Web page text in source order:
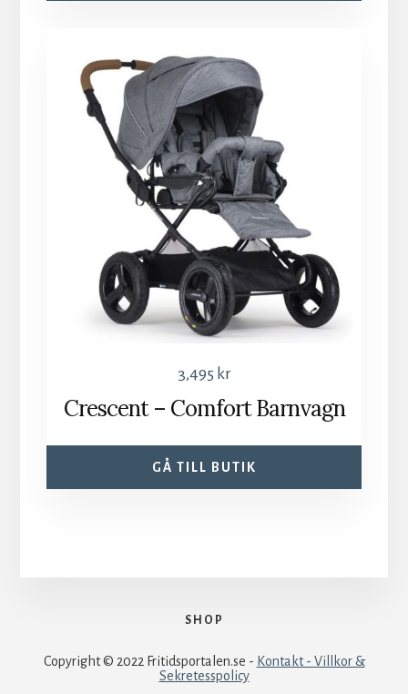
3,495 kr
Crescent – Comfort Barnvagn
GÅ TILL BUTIK
SHOP
Copyright © 2022 Fritidsportalen.se - Kontakt - Villkor &
Sekretesspolicy